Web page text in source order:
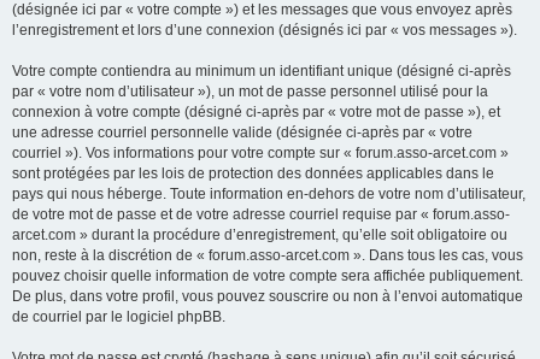
(désignée ici par « votre compte ») et les messages que vous envoyez après
l’enregistrement et lors d’une connexion (désignés ici par « vos messages »).
Votre compte contiendra au minimum un identifiant unique (désigné ci-après
par « votre nom d’utilisateur »), un mot de passe personnel utilisé pour la
connexion à votre compte (désigné ci-après par « votre mot de passe »), et
une adresse courriel personnelle valide (désignée ci-après par « votre
courriel »). Vos informations pour votre compte sur « forum.asso-arcet.com »
sont protégées par les lois de protection des données applicables dans le
pays qui nous héberge. Toute information en-dehors de votre nom d’utilisateur,
de votre mot de passe et de votre adresse courriel requise par « forum.asso-
arcet.com » durant la procédure d’enregistrement, qu’elle soit obligatoire ou
non, reste à la discrétion de « forum.asso-arcet.com ». Dans tous les cas, vous
pouvez choisir quelle information de votre compte sera affichée publiquement.
De plus, dans votre profil, vous pouvez souscrire ou non à l’envoi automatique
de courriel par le logiciel phpBB.